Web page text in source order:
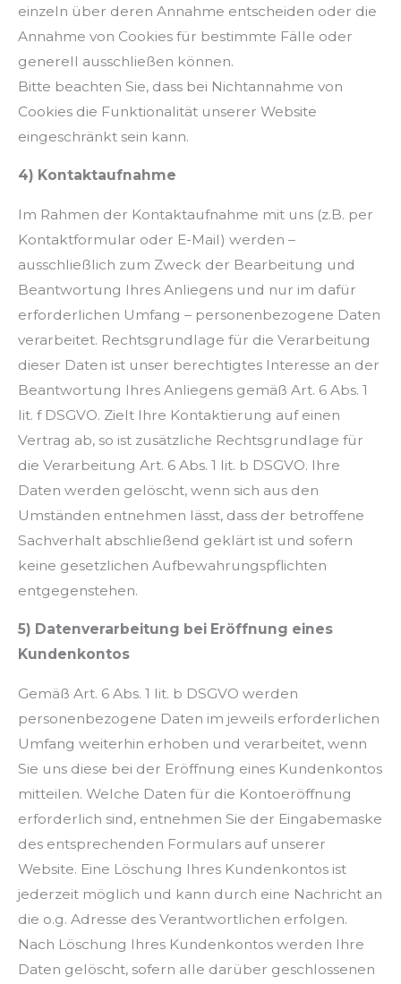
einzeln über deren Annahme entscheiden oder die
Annahme von Cookies für bestimmte Fälle oder
generell ausschließen können.
Bitte beachten Sie, dass bei Nichtannahme von
Cookies die Funktionalität unserer Website
eingeschränkt sein kann.
4) Kontaktaufnahme
Im Rahmen der Kontaktaufnahme mit uns (z.B. per
Kontaktformular oder E-Mail) werden –
ausschließlich zum Zweck der Bearbeitung und
Beantwortung Ihres Anliegens und nur im dafür
erforderlichen Umfang – personenbezogene Daten
verarbeitet. Rechtsgrundlage für die Verarbeitung
dieser Daten ist unser berechtigtes Interesse an der
Beantwortung Ihres Anliegens gemäß Art. 6 Abs. 1
lit. f DSGVO. Zielt Ihre Kontaktierung auf einen
Vertrag ab, so ist zusätzliche Rechtsgrundlage für
die Verarbeitung Art. 6 Abs. 1 lit. b DSGVO. Ihre
Daten werden gelöscht, wenn sich aus den
Umständen entnehmen lässt, dass der betroffene
Sachverhalt abschließend geklärt ist und sofern
keine gesetzlichen Aufbewahrungspflichten
entgegenstehen.
5) Datenverarbeitung bei Eröffnung eines
Kundenkontos
Gemäß Art. 6 Abs. 1 lit. b DSGVO werden
personenbezogene Daten im jeweils erforderlichen
Umfang weiterhin erhoben und verarbeitet, wenn
Sie uns diese bei der Eröffnung eines Kundenkontos
mitteilen. Welche Daten für die Kontoeröffnung
erforderlich sind, entnehmen Sie der Eingabemaske
des entsprechenden Formulars auf unserer
Website. Eine Löschung Ihres Kundenkontos ist
jederzeit möglich und kann durch eine Nachricht an
die o.g. Adresse des Verantwortlichen erfolgen.
Nach Löschung Ihres Kundenkontos werden Ihre
Daten gelöscht, sofern alle darüber geschlossenen